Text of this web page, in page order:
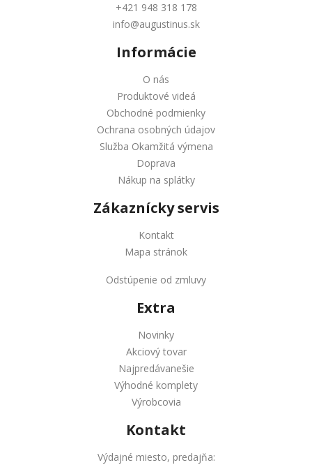
+421 948 318 178
info@augustinus.sk
Informácie
O nás
Produktové videá
Obchodné podmienky
Ochrana osobných údajov
Služba Okamžitá výmena
Doprava
Nákup na splátky
Zákaznícky servis
Kontakt
Mapa stránok
Odstúpenie od zmluvy
Extra
Novinky
Akciový tovar
Najpredávanešie
Výhodné komplety
Výrobcovia
Kontakt
Výdajné miesto, predajňa: